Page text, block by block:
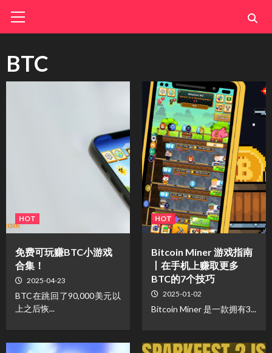
Menu
BTC
HOT
免费可玩赚BTC小游戏
合集！
2025-04-23
BTC在跳回了90,000美元以
上之后恢...
HOT
Bitcoin Miner 游戏指南
丨在手机上赚取更多
BTC的7个技巧
2025-01-02
Bitcoin Miner 是一款拥有3...